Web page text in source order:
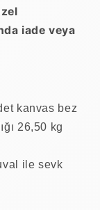
iade veya
kanvas bez
26,50 kg
ile sevk